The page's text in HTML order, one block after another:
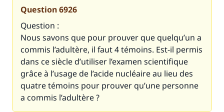
Question6926
Question :
Nous savons que pour prouver que quelqu’un a
commis l’adultère, il faut 4 témoins. Est-il permis
dans ce siècle d’utiliser l’examen scientifique
grâce à l’usage de l’acide nucléaire au lieu des
quatre témoins pour prouver qu’une personne
a commis l’adultère ?